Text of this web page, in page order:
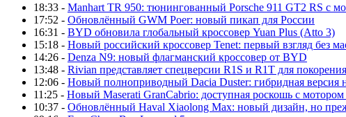
18:33 - Manhart TR 950: тюнингованный Porsche 911 GT2 RS с
17:52 - Обновлённый GWM Poer: новый пикап для России
16:31 - BYD обновила глобальный кроссовер Yuan Plus (Atto 3)
15:18 - Новый российский кроссовер Tenet: первый взгляд без
14:26 - Denza N9: новый флагманский кроссовер от BYD
13:48 - Rivian представляет спецверсии R1S и R1T для
12:06 - Новый полноприводный Dacia Duster: гибридная версия
11:25 - Новый Maserati GranCabrio: доступная роскошь с
10:37 - Обновлённый Haval Xiaolong Max: новый дизайн, но